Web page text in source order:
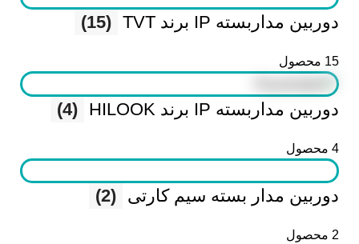
دوربین مداربسته IP برند TVT (15)
15 محصول
دوربین مداربسته IP برند HILOOK (4)
4 محصول
دوربین مدار بسته سیم کارتی (2)
2 محصول